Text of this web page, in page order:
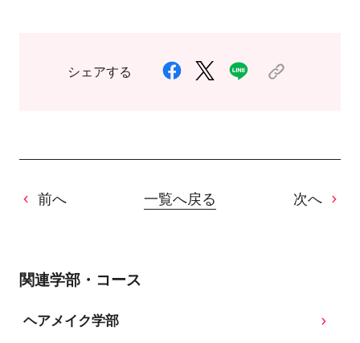
シェアする
前へ 一覧へ戻る 次へ
関連学部・コース
ヘアメイク学部